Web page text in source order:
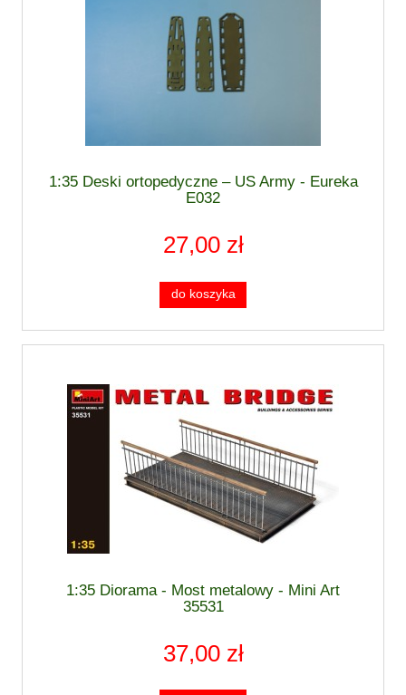
1:35 Deski ortopedyczne – US Army - Eureka
E032
27,00 zł
do koszyka
1:35 Diorama - Most metalowy - Mini Art
35531
37,00 zł